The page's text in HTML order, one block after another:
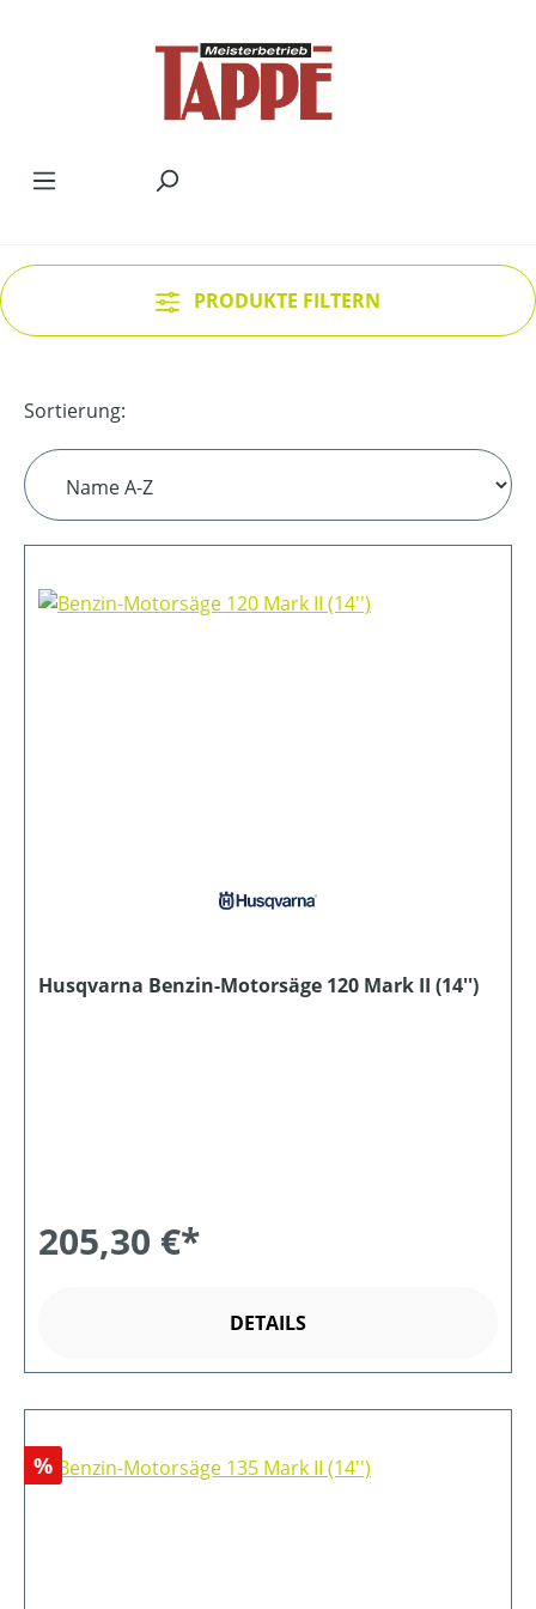
PRODUKTE FILTERN
Sortierung:
Husqvarna Benzin-Motorsäge 120 Mark II (14'')
205,30 €*
DETAILS
Rabatt
%